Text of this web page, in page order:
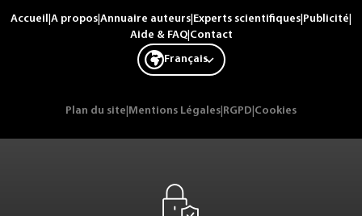
Accueil A propos Annuaire auteurs Experts scientifiques Publicité
Aide & FAQ| Contact
Français
Plan du site Mentions Légales RGPD Cookies